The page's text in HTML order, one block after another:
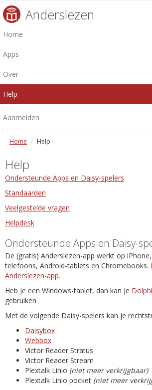
Anderslezen
Home
Apps
Over
Help
Aanmelden
Home Help
Help
Ondersteunde Apps en Daisy-spelers
Standaarden
Veelgestelde vragen
Helpdesk
Ondersteunde Apps en Daisy-
De (gratis) Anderslezen-app werkt op
telefoons, Android-tablets en Chromebooks.
Anderslezen-app.
Heb je een Windows-tablet, dan kan je
gebruiken.
Met de volgende Daisy-spelers kan je
Daisybox
Webbox
Victor Reader Stratus
Victor Reader Stream
Plextalk Linio (niet meer verkrijgbaar)
Plextalk Linio pocket (niet meer